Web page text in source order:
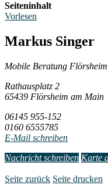
Seiteninhalt
Vorlesen
Markus Singer
Mobile Beratung Flörsheim
Rathausplatz 2
65439 Flörsheim am Main
06145 955-152
0160 6555785
E-Mail schreiben
Nachricht schreiben Karte
Seite zurück Seite drucken